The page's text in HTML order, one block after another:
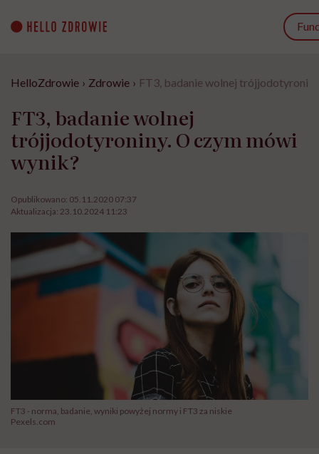
content
HelloZdrowie › Zdrowie › FT3, badanie wolnej
FT3, badanie wolnej
trójjodotyroniny. O czym mówi
wynik?
Opublikowano: 05.11.2020 07:37
Aktualizacja: 23.10.2024 11:23
FT3 - norma, badanie, wyniki powyżej normy i FT3 za niskie
Pexels.com